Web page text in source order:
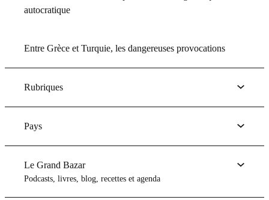
autocratique
Entre Grèce et Turquie, les dangereuses provocations
Rubriques
Pays
Le Grand Bazar
Podcasts, livres, blog, recettes et agenda